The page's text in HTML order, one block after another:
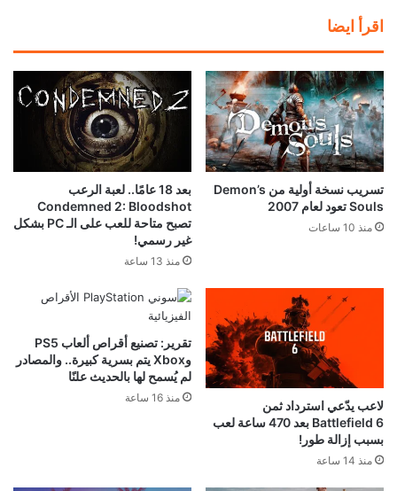
اقرأ ايضا
تسريب نسخة أولية من Demon’s
Souls تعود لعام 2007
منذ 10 ساعات
بعد 18 عامًا.. لعبة الرعب
Condemned 2: Bloodshot
تصبح متاحة للعب على الـ PC بشكل
غير رسمي!
منذ 13 ساعة
لاعب يدّعي استرداد ثمن
Battlefield 6 بعد 470 ساعة لعب
بسبب إزالة طور!
منذ 14 ساعة
تقرير: تصنيع أقراص ألعاب PS5
وXbox يتم بسرية كبيرة.. والمصادر
لم يُسمح لها بالحديث علنًا
منذ 16 ساعة